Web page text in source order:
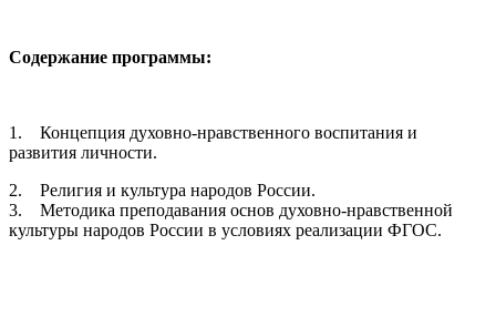
Содержание программы:
1. Концепция духовно-нравственного воспитания и
развития личности.
2. Религия и культура народов России.
3. Методика преподавания основ духовно-нравственной
культуры народов России в условиях реализации ФГОС.